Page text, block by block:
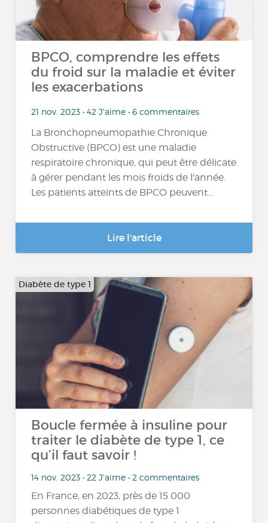
BPCO, comprendre les effets
du froid sur la maladie et éviter
les exacerbations
21 nov. 2023 • 42 J'aime • 6 commentaires
La Bronchopneumopathie Chronique
Obstructive (BPCO) est une maladie
respiratoire chronique, qui peut être délicate
à gérer pendant les mois froids de l'année.
Les patients atteints de BPCO peuvent...
Lire l'article
Diabète de type 1
Boucle fermée à insuline pour
traiter le diabète de type 1, ce
qu’il faut savoir !
14 nov. 2023 • 22 J'aime • 2 commentaires
En France, en 2023, près de 15 000
personnes diabétiques de type 1